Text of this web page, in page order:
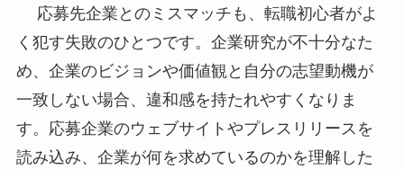
応募先企業とのミスマッチも、転職初心者がよ
く犯す失敗のひとつです。企業研究が不十分なた
め、企業のビジョンや価値観と自分の志望動機が
一致しない場合、違和感を持たれやすくなりま
す。応募企業のウェブサイトやプレスリリースを
読み込み、企業が何を求めているのかを理解した